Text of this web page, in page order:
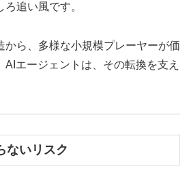
追い風です。
から、多様な小規模プレーヤーが価
エージェントは、その転換を支え
ないリスク